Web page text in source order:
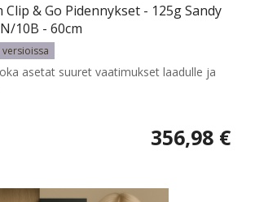
Clip & Go Pidennykset - 125g Sandy
10B - 60cm
versioissa
asetat suuret vaatimukset laadulle ja
356,98 €